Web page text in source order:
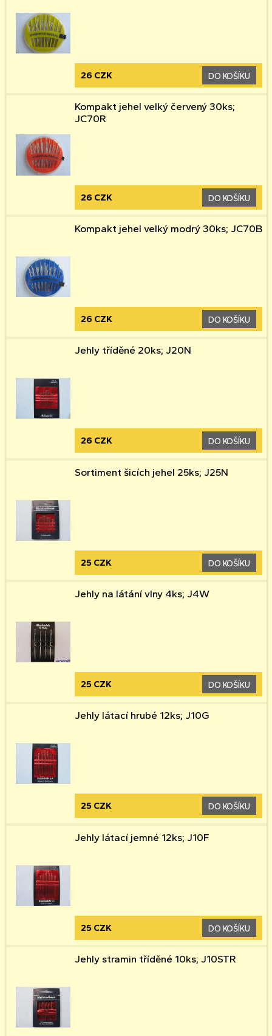
26 CZK DO KOŠÍKU
Kompakt jehel velký červený 30ks;
JC70R
26 CZK DO KOŠÍKU
Kompakt jehel velký modrý 30ks; JC70B
26 CZK DO KOŠÍKU
Jehly tříděné 20ks; J20N
26 CZK DO KOŠÍKU
Sortiment šicích jehel 25ks; J25N
25 CZK DO KOŠÍKU
Jehly na látání vlny 4ks; J4W
25 CZK DO KOŠÍKU
Jehly látací hrubé 12ks; J10G
25 CZK DO KOŠÍKU
Jehly látací jemné 12ks; J10F
25 CZK DO KOŠÍKU
Jehly stramin tříděné 10ks; J10STR